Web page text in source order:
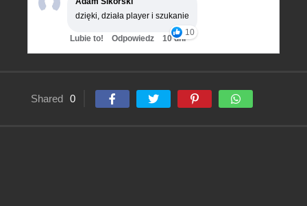
dzięki, działa player i szukanie
10
Lubie to! Odpowiedz 10 dni
Shared 0